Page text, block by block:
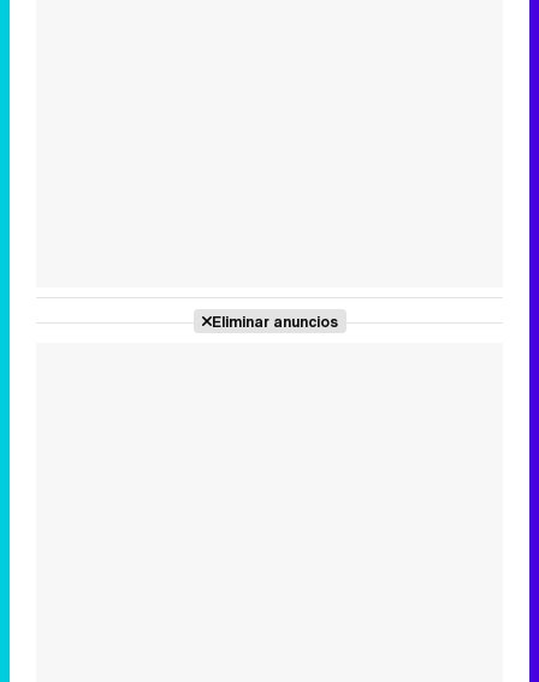
Eliminar anuncios